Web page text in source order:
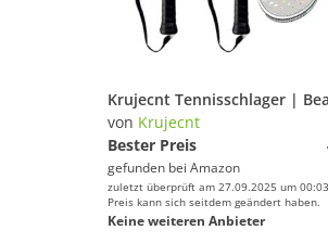
von Krujecnt
Bester Preis
gefunden bei Amazon
zuletzt überprüft am 27.09.2025 um
Preis kann sich seitdem geändert haben.
Keine weiteren Anbieter